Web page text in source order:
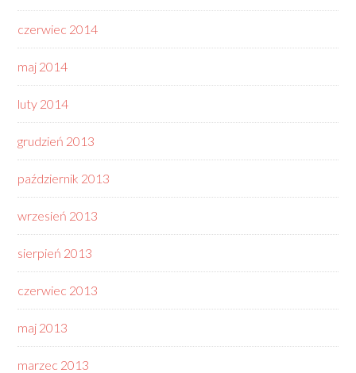
czerwiec 2014
maj 2014
luty 2014
grudzień 2013
październik 2013
wrzesień 2013
sierpień 2013
czerwiec 2013
maj 2013
marzec 2013